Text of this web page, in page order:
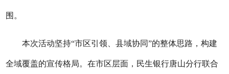
围。
本次活动坚持“市区引领、县域协同”的整体思路，构建
全域覆盖的宣传格局。在市区层面，民生银行唐山分行联合